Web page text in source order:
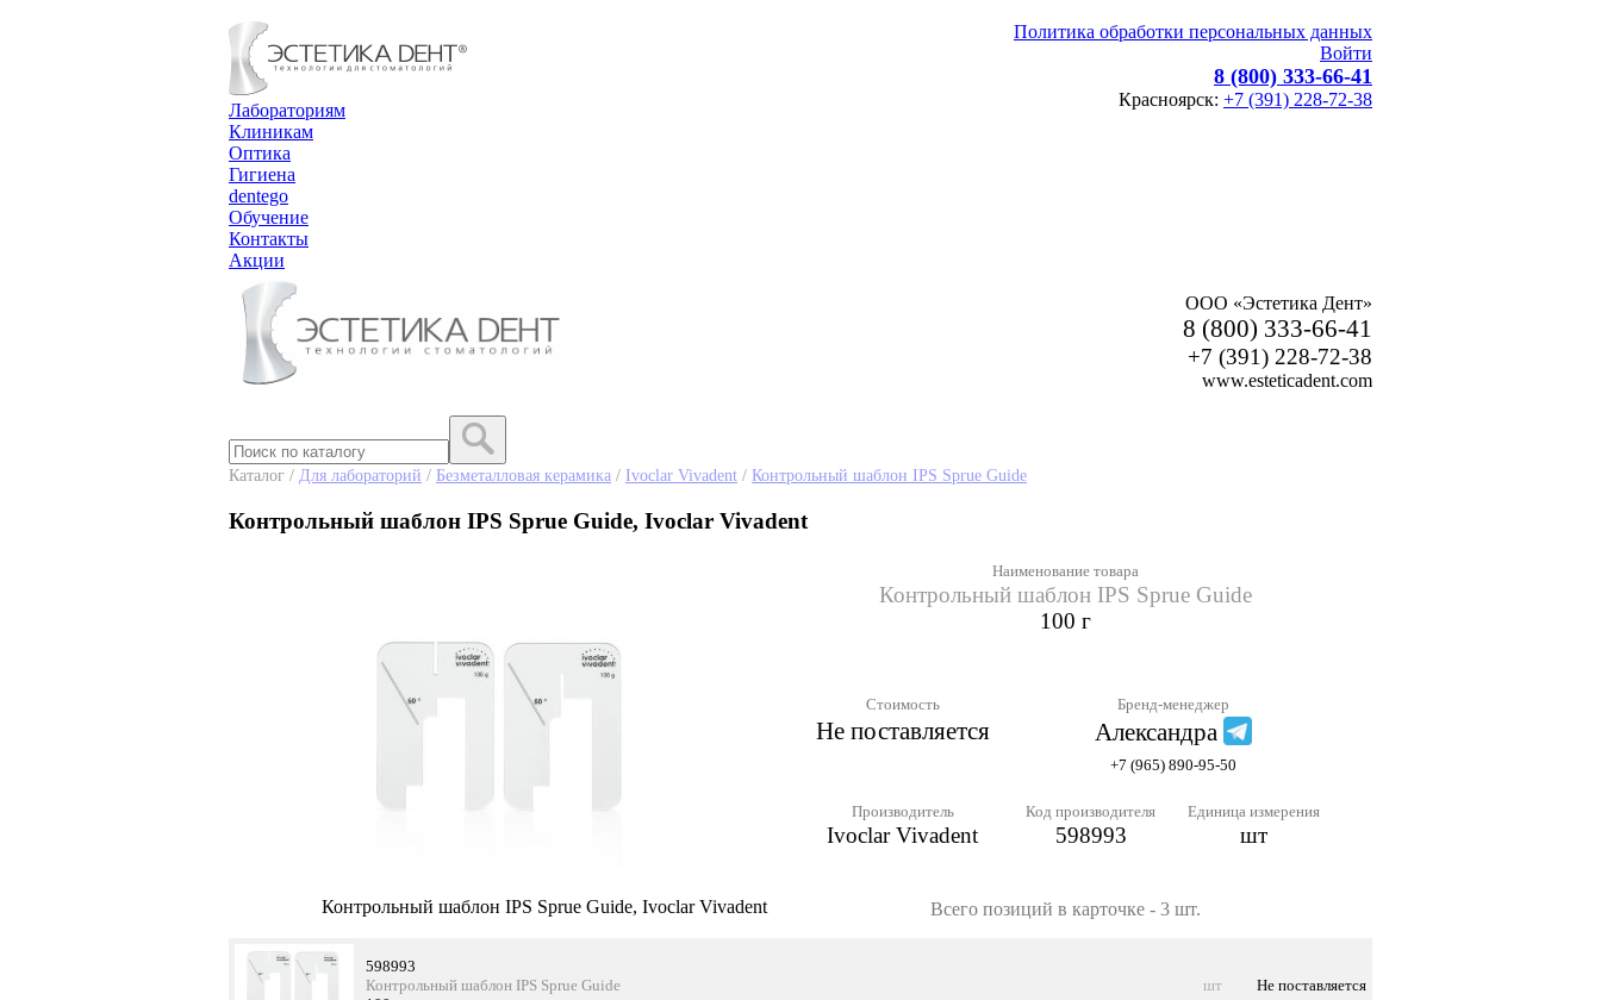
Политика обработки персональных данных
Войти
8 (800) 333-66-41
Красноярск: +7 (391) 228-72-38
Лабораториям
Клиникам
Оптика
Гигиена
dentego
Обучение
Контакты
Акции
ООО «Эстетика Дент»
8 (800) 333-66-41
+7 (391) 228-72-38
www.esteticadent.com
Каталог / Для лабораторий / Безметалловая керамика / Ivoclar Vivadent / Контрольный шаблон IPS Sprue Guide
Контрольный шаблон IPS Sprue Guide, Ivoclar Vivadent
Контрольный шаблон IPS Sprue Guide, Ivoclar Vivadent
Наименование товара
Контрольный шаблон IPS Sprue Guide
100 г
Стоимость
Не поставляется
Бренд-менеджер
Александра
+7 (965) 890-95-50
Производитель
Ivoclar Vivadent
Код производителя
598993
Единица измерения
шт
Всего позиций в карточке - 3 шт.
598993
Контрольный шаблон IPS Sprue Guide
шт Не поставляется